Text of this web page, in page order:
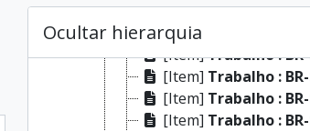
Ocultar hierarquia
[Item]Trabalho :
[Item]
[Item]Trabalho :
[Item] Trabalho :
[Item] Trabalho :
[Item] Trabalho :